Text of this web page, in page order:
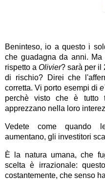
Beninteso, io a questo i
che guadagna da anni.
rispetto aOlivier? sarà per il
di rischio? Direi che
corretta. Vi porto esempi di
perchè visto che è tutto
apprezzano nella loro
Vedete come quando
aumentano, gli investitori
È la natura umana, che
scelta è irrazionale:
costantemente, che senso